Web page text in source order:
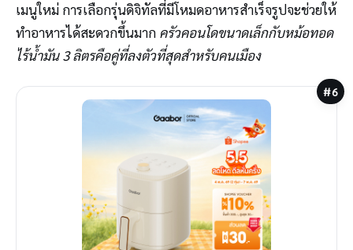
เมนูใหม่ การเลือกรุ่นดิจิทัลที่มีโหมดอาหารสำเร็จรูปจะช่วยให้
ทำอาหารได้สะดวกขึ้นมาก ครัวคอนโดขนาดเล็กกับหม้อทอด
ไร้น้ำมัน 3 ลิตรคือคู่ที่ลงตัวที่สุดสำหรับคนเมือง
#6